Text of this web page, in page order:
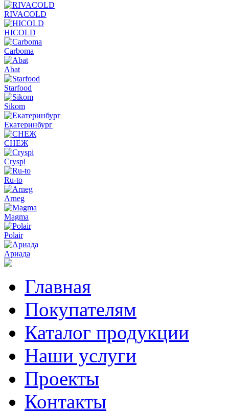
RIVACOLD
HICOLD
Carboma
Abat
Starfood
Sikom
Екатеринбург
СНЕЖ
Cryspi
Ru-to
Arneg
Magma
Polair
Ариада
Главная
Покупателям
Каталог продукции
Наши услуги
Проекты
Контакты